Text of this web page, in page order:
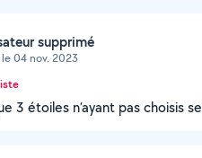
supprimé
04 nov. 2023
3 étoiles n’ayant pas choisis